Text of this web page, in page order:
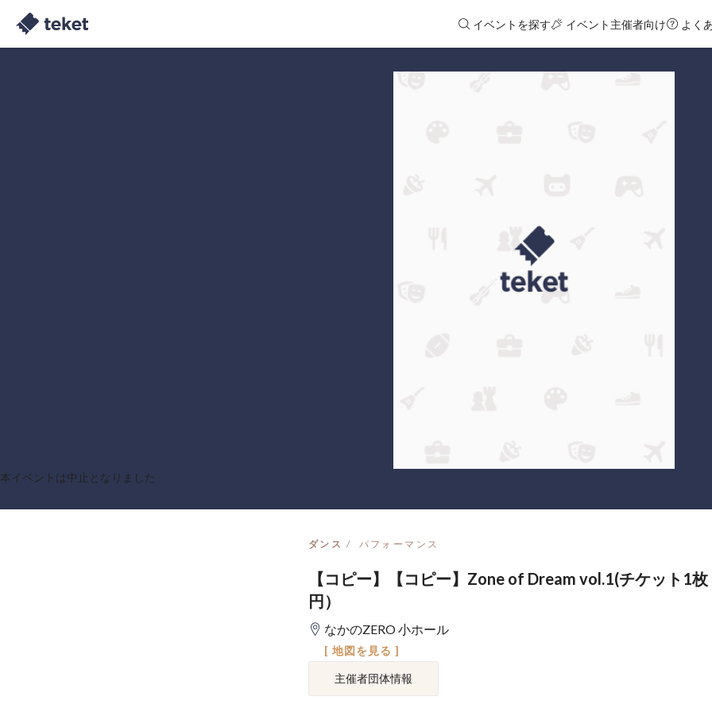
イベントを探す イベント主催者向け よく
本イベントは中止となりました
ダンス パフォーマンス
【コピー】【コピー】Zone of Dream vol.1(チケット1
円）
なかのZERO 小ホール
[ 地図を見る ]
主催者団体情報